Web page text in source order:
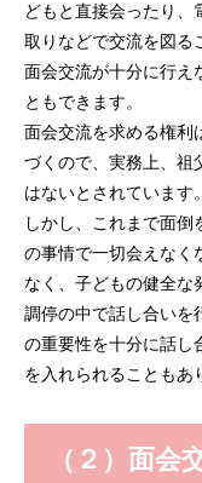
どもと直接会ったり、
取りなどで交流を図る
面会交流が十分に行え
ともできます。
面会交流を求める権利
づくので、実務上、祖
はないとされています。
しかし、これまで面
の事情で一切会えなく
なく、子どもの健全な
調停の中で話し合いを
の重要性を十分に話し
を入れられることもあ
（２）面会